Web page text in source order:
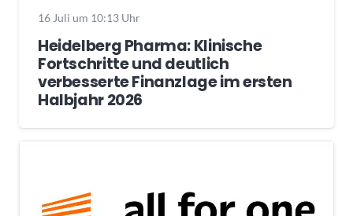
16 Juli um 10:13 Uhr
Heidelberg Pharma: Klinische
Fortschritte und deutlich
verbesserte Finanzlage im ersten
Halbjahr 2026